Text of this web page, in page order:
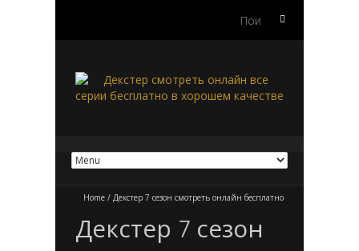
Найти:
Home / Декстер 7 сезон смотреть онлайн бесплатно
Декстер 7 сезон